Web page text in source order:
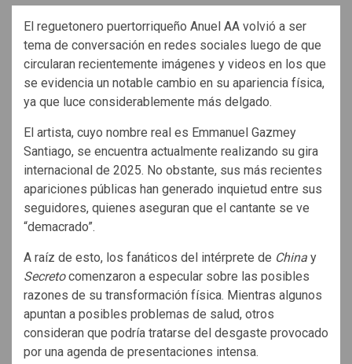
El reguetonero puertorriqueño Anuel AA volvió a ser
tema de conversación en redes sociales luego de que
circularan recientemente imágenes y videos en los que
se evidencia un notable cambio en su apariencia física,
ya que luce considerablemente más delgado.
El artista, cuyo nombre real es Emmanuel Gazmey
Santiago, se encuentra actualmente realizando su gira
internacional de 2025. No obstante, sus más recientes
apariciones públicas han generado inquietud entre sus
seguidores, quienes aseguran que el cantante se ve
“demacrado”.
A raíz de esto, los fanáticos del intérprete de China y
Secretocomenzaron a especular sobre las posibles
razones de su transformación física. Mientras algunos
apuntan a posibles problemas de salud, otros
consideran que podría tratarse del desgaste provocado
por una agenda de presentaciones intensa.